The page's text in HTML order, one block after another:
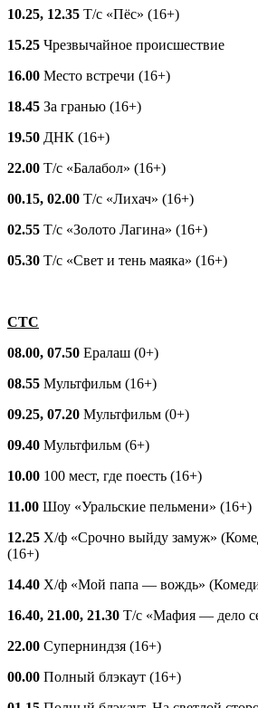
10.25, 12.35 Т/с «Пёс» (16+)
15.25 Чрезвычайное происшествие
16.00 Место встречи (16+)
18.45 За гранью (16+)
19.50 ДНК (16+)
22.00 Т/с «Балабол» (16+)
00.15, 02.00 Т/с «Лихач» (16+)
02.55 Т/с «Золото Лагина» (16+)
05.30 Т/с «Свет и тень маяка» (16+)
СТС
08.00, 07.50 Ералаш (0+)
08.55 Мультфильм (16+)
09.25, 07.20 Мультфильм (0+)
09.40 Мультфильм (6+)
10.00 100 мест, где поесть (16+)
11.00 Шоу «Уральские пельмени» (16+)
12.25 Х/ф «Срочно выйду замуж»
(16+)
14.40 Х/ф «Мой папа — вождь»
16.40, 21.00, 21.30 Т/с «Мафия — дело
22.00 Суперниндзя (16+)
00.00 Полный блэкаут (16+)